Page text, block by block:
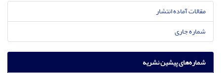
مقالات آماده انتشار
شماره جاری
شماره‌های پیشین نشریه